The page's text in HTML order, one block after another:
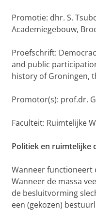
Promotie: dhr. S.
Academiegebouw,
Proefschrift:
and public
history of Groningen,
Promotor(s): prof.dr.
Faculteit: Ruimtelijke
Politiek en ruimtelijke
Wanneer functioneert
Wanneer de massa
de besluitvorming
een (gekozen)